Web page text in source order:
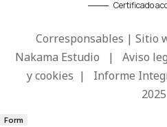
Certificado
Corresponsables | Sitio
Nakama Estudio | Aviso
y cookies | Informe
2025
Form